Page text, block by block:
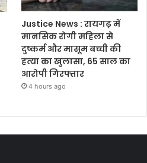
Justice News : रायगढ़ में
मानसिक रोगी महिला से
दुष्कर्म और मासूम बच्ची की
हत्या का खुलासा, 65 साल का
आरोपी गिरफ्तार
4 hours ago